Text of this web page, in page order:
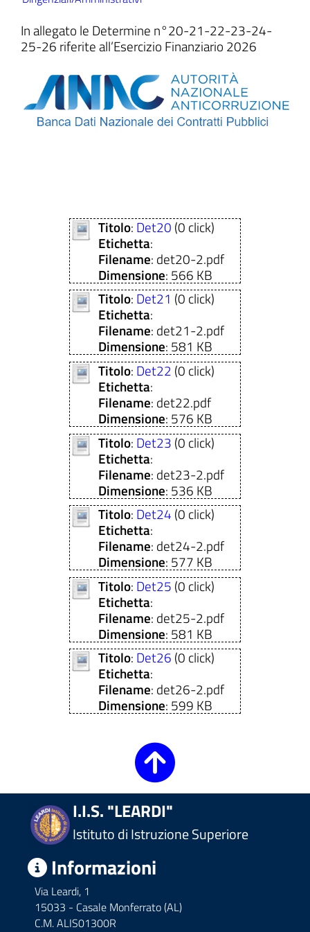
del sito
In allegato le Determine n°20-21-22-23-24-
25-26 riferite all’Esercizio Finanziario 2026
Titolo: Det20 (0 click)
Etichetta:
Filename: det20-2.pdf
Dimensione: 566 KB
Titolo: Det21 (0 click)
Etichetta:
Filename: det21-2.pdf
Dimensione: 581 KB
Titolo: Det22 (0 click)
Etichetta:
Filename: det22.pdf
Dimensione: 576 KB
Titolo: Det23 (0 click)
Etichetta:
Filename: det23-2.pdf
Dimensione: 536 KB
Titolo: Det24 (0 click)
Etichetta:
Filename: det24-2.pdf
Dimensione: 577 KB
Titolo: Det25 (0 click)
Etichetta:
Filename: det25-2.pdf
Dimensione: 581 KB
Titolo: Det26 (0 click)
Etichetta:
Filename: det26-2.pdf
Dimensione: 599 KB
I.I.S. "LEARDI"
Istituto di Istruzione Superiore
Informazioni
Via Leardi, 1
15033 - Casale Monferrato (AL)
C.M. ALIS01300R